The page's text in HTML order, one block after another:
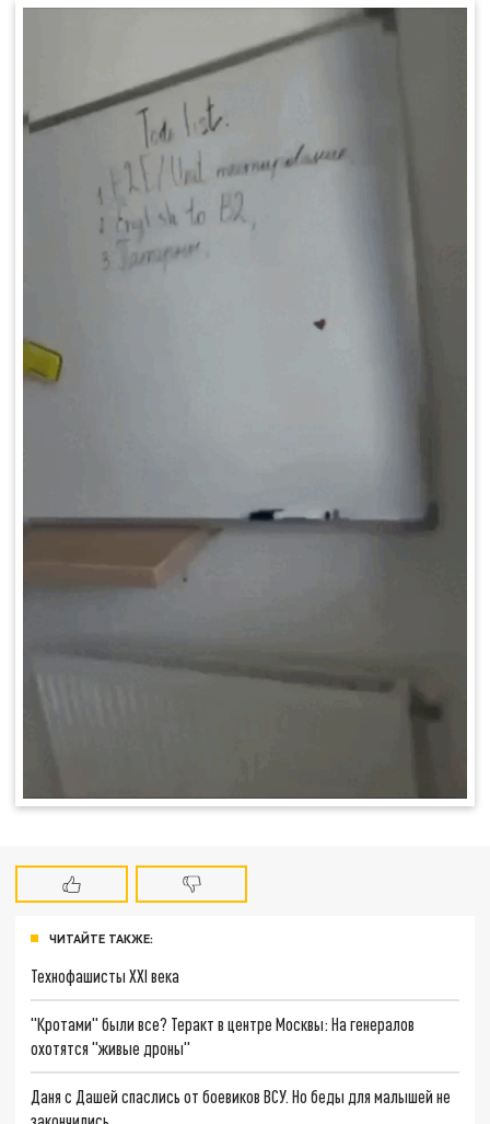
ЧИТАЙТЕ ТАКЖЕ:
Технофашисты XXI века
"Кротами" были все? Теракт в центре Москвы: На генералов
охотятся "живые дроны"
Даня с Дашей спаслись от боевиков ВСУ. Но беды для малышей не